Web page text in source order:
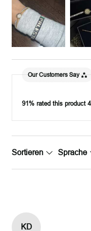
Our Customers Say
91% rated this product
Sortieren Sprache
KD